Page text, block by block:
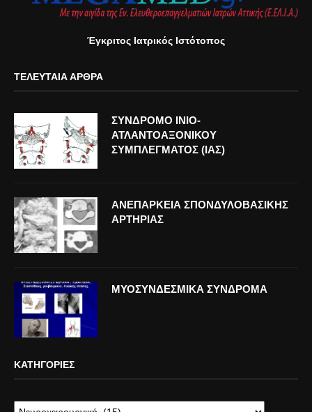
Έγκριτος Ιατρικός Ιστότοπος
ΤΕΛΕΥΤΑΊΑ ΆΡΘΡΑ
ΣΥΝΔΡΟΜΟ ΙΝΙΟ-
ΑΤΛΑΝΤΟΑΞΟΝΙΚΟΥ
ΣΥΜΠΛΕΓΜΑΤΟΣ (ΙΑΣ)
ΑΝΕΠΑΡΚΕΙΑ ΣΠΟΝΔΥΛΟΒΑΣΙΚΗΣ
ΑΡΤΗΡΙΑΣ
ΜΥΟΣΥΝΔΕΣΜΙΚΑ ΣΥΝΔΡΟΜΑ
ΚΑΤΗΓΟΡΊΕΣ